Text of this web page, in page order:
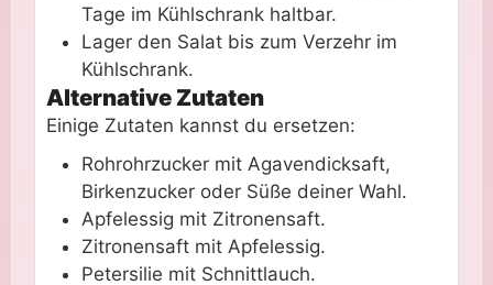
Tage im Kühlschrank haltbar.
Lager den Salat bis zum Verzehr im
Kühlschrank.
Alternative Zutaten
Einige Zutaten kannst du ersetzen:
Rohrohrzucker mit Agavendicksaft,
Birkenzucker oder Süße deiner Wahl.
Apfelessig mit Zitronensaft.
Zitronensaft mit Apfelessig.
Petersilie mit Schnittlauch.